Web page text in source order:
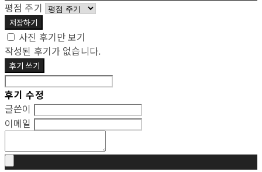
평점 주기
저장하기
사진 후기만 보기
작성된 후기가 없습니다.
후기 쓰기
후기 수정
글쓴이
이메일